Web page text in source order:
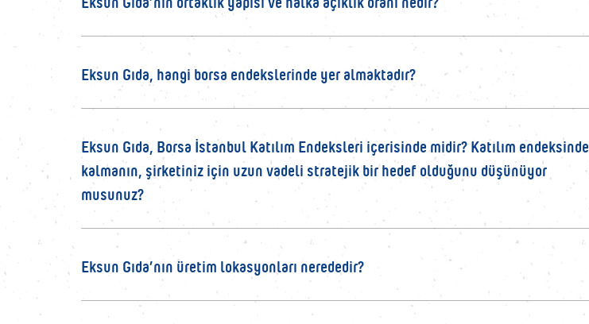
Eksun Gıda, hangi borsa endekslerinde yer almaktadır?
Eksun Gıda, Borsa İstanbul Katılım Endeksleri içerisinde midir? Katılım endeksinde
kalmanın, şirketiniz için uzun vadeli stratejik bir hedef olduğunu düşünüyor
musunuz?
Eksun Gıda’nın üretim lokasyonları nerededir?